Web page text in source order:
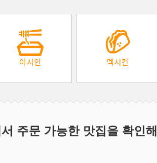
아시안 멕시칸
주문 가능한 맛집을 확인